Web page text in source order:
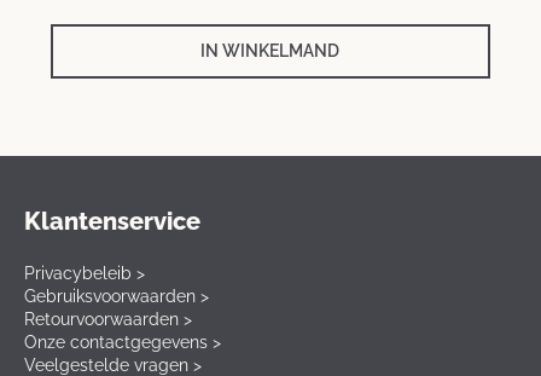
IN WINKELMAND
Klantenservice
Privacybeleib >
Gebruiksvoorwaarden >
Retourvoorwaarden >
Onze contactgegevens >
Veelgestelde vragen >